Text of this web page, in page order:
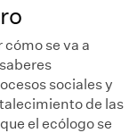
se va a
sociales y
de las
el ecólogo se